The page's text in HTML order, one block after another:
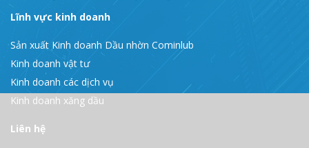
Lĩnh vực kinh doanh
Sản xuất Kinh doanh Dầu nhờn Cominlub
Kinh doanh vật tư
Kinh doanh các dịch vụ
Kinh doanh xăng dầu
Liên hệ